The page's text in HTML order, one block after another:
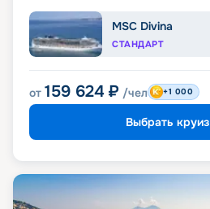
MSC Divina
СТАНДАРТ
от 159 624 ₽ /чел +1 000
Выбрать круиз